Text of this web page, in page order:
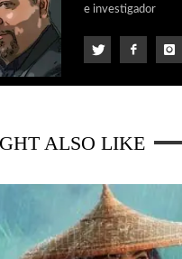
e investigador
ALSO LIKE